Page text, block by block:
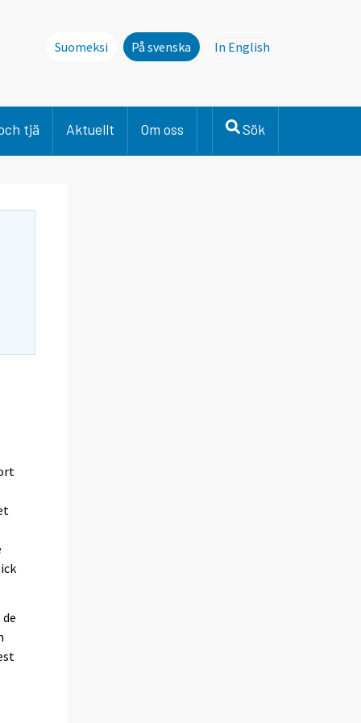
Suomeksi På svenska
In English
tjä Aktuellt Om oss Sök